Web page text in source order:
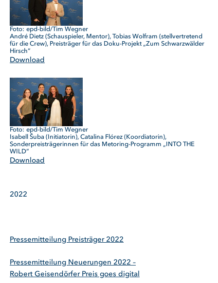
epd-bild/Tim Wegner
André Dietz (Schauspieler, Mentor), Tobias Wolfram (stellvertretend
für die Crew), Preisträger für das Doku-Projekt „Zum Schwarzwälder
Hirsch”
Download
epd-bild/Tim Wegner
Isabell Šuba (Initiatorin), Catalina Flórez (Koordiatorin),
Sonderpreisträgerinnen für das Metoring-Programm „INTO THE
WILD”
Download
2022
Pressemitteilung Preisträger 2022
Pressemitteilung Neuerungen 2022 –
Robert Geisendörfer Preis goes digital